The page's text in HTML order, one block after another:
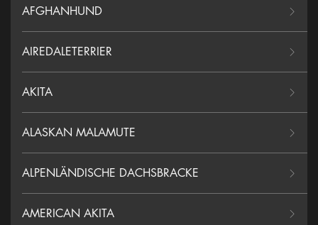
AFGHANHUND
AIREDALETERRIER
AKITA
ALASKAN MALAMUTE
ALPENLÄNDISCHE DACHSBRACKE
AMERICAN AKITA